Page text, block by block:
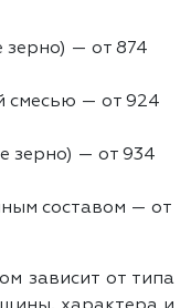
зерно) — от 874
смесью — от 924
зерно) — от 934
составом — от
зависит от типа